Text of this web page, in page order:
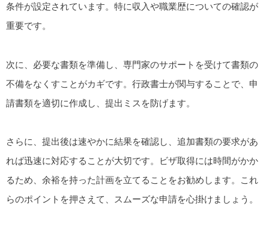
条件が設定されています。特に収入や職業歴についての確認が
重要です。
次に、必要な書類を準備し、専門家のサポートを受けて書類の
不備をなくすことがカギです。行政書士が関与することで、申
請書類を適切に作成し、提出ミスを防げます。
さらに、提出後は速やかに結果を確認し、追加書類の要求があ
れば迅速に対応することが大切です。ビザ取得には時間がかか
るため、余裕を持った計画を立てることをお勧めします。これ
らのポイントを押さえて、スムーズな申請を心掛けましょう。